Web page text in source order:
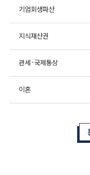
기업회생파산
지식재산권
관세·국제통상
이혼